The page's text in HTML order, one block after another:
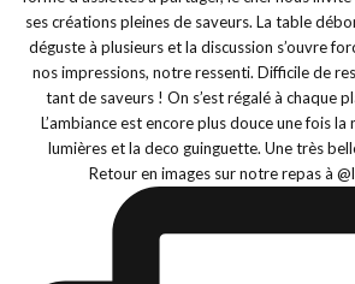
Retour en images sur notre repas à